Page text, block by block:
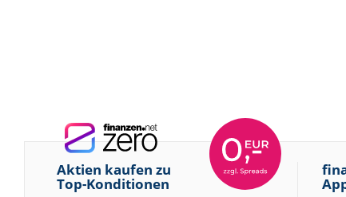
Aktien kaufen zu
Top-Konditionen